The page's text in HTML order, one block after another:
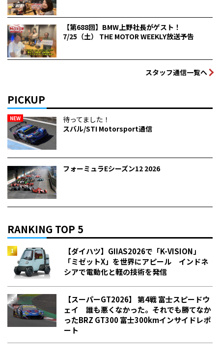
【第688回】BMW上野社長がゲスト！
7/25（土） THE MOTOR WEEKLY放送予告
スタッフ通信一覧へ
PICKUP
NEW
待ってました！
スバル/STI Motorsport通信
フォーミュラEシーズン12 2026
RANKING TOP 5
【ダイハツ】GIIAS2026で「K-VISION」
「ミゼットX」を世界にアピール インドネ
シアで電動化と軽の技術を発信
【スーパーGT2026】 第4戦 富士スピードウ
ェイ 誰も悪くなかった。それでも勝てなか
った――BRZ GT300 富士300kmインサイドレポ
ート